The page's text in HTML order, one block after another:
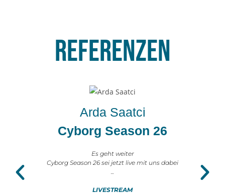
REFERENZEN
Arda Saatci
Cyborg Season 26
Es geht weiter
Cyborg Season 26 sei jetzt live mit uns dabei
LIVESTREAM